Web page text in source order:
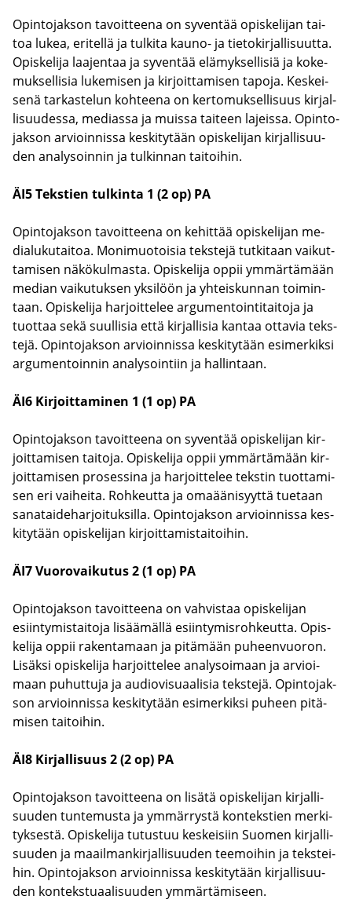
Opin­to­jak­son ta­voit­tee­na on sy­ven­tää opis­ke­li­jan tai­
toa lukea, eri­tel­lä ja tul­ki­ta kauno-​ ja tie­to­kir­jal­li­suut­ta.
Opis­ke­li­ja laa­jen­taa ja sy­ven­tää elä­myk­sel­li­siä ja ko­ke­
muk­sel­li­sia lu­ke­mi­sen ja kir­joit­ta­mi­sen ta­po­ja. Kes­kei­
se­nä tar­kas­te­lun koh­tee­na on ker­to­muk­sel­li­suus kir­jal­
li­suu­des­sa, me­dias­sa ja muis­sa tai­teen la­jeis­sa. Opin­to­
jak­son ar­vioin­nis­sa kes­ki­ty­tään opis­ke­li­jan kir­jal­li­suu­
den ana­ly­soin­nin ja tul­kin­nan tai­toi­hin.
ÄI5 Teks­tien tul­kin­ta 1 (2 op) PA
Opin­to­jak­son ta­voit­tee­na on ke­hit­tää opis­ke­li­jan me­
dia­lu­ku­tai­toa. Mo­ni­muo­toi­sia teks­te­jä tut­ki­taan vai­kut­
ta­mi­sen nä­kö­kul­mas­ta. Opis­ke­li­ja oppii ym­mär­tä­mään
me­dian vai­ku­tuk­sen yk­si­löön ja yh­teis­kun­nan toi­min­
taan. Opis­ke­li­ja har­joit­te­lee ar­gu­men­toin­ti­tai­to­ja ja
tuot­taa sekä suul­li­sia että kir­jal­li­sia kan­taa ot­ta­via teks­
te­jä. Opin­to­jak­son ar­vioin­nis­sa kes­ki­ty­tään esi­mer­kik­si
ar­gu­men­toin­nin ana­ly­soin­tiin ja hal­lin­taan.
ÄI6 Kir­joit­ta­mi­nen 1 (1 op) PA
Opin­to­jak­son ta­voit­tee­na on sy­ven­tää opis­ke­li­jan kir­
joit­ta­mi­sen tai­to­ja. Opis­ke­li­ja oppii ym­mär­tä­mään kir­
joit­ta­mi­sen pro­ses­si­na ja har­joit­te­lee teks­tin tuot­ta­mi­
sen eri vai­hei­ta. Roh­keut­ta ja oma­ää­ni­syyt­tä tue­taan
sa­na­tai­de­har­joi­tuk­sil­la. Opin­to­jak­son ar­vioin­nis­sa kes­
ki­ty­tään opis­ke­li­jan kir­joit­ta­mis­tai­toi­hin.
ÄI7 Vuo­ro­vai­ku­tus 2 (1 op) PA
Opin­to­jak­son ta­voit­tee­na on vah­vis­taa opis­ke­li­jan
esiin­ty­mis­tai­to­ja li­sää­mäl­lä esiin­ty­mis­roh­keut­ta. Opis­
ke­li­ja oppii ra­ken­ta­maan ja pi­tä­mään pu­heen­vuo­ron.
Li­säk­si opis­ke­li­ja har­joit­te­lee ana­ly­soi­maan ja ar­vioi­
maan pu­hut­tu­ja ja au­dio­vi­su­aa­li­sia teks­te­jä. Opin­to­jak­
son ar­vioin­nis­sa kes­ki­ty­tään esi­mer­kik­si pu­heen pi­tä­
mi­sen tai­toi­hin.
ÄI8 Kir­jal­li­suus 2 (2 op) PA
Opin­to­jak­son ta­voit­tee­na on li­sä­tä opis­ke­li­jan kir­jal­li­
suu­den tun­te­mus­ta ja ym­mär­rys­tä kon­teks­tien mer­ki­
tyk­ses­tä. Opis­ke­li­ja tu­tus­tuu kes­kei­siin Suo­men kir­jal­li­
suu­den ja maa­il­man­kir­jal­li­suu­den tee­moi­hin ja teks­tei­
hin. Opin­to­jak­son ar­vioin­nis­sa kes­ki­ty­tään kir­jal­li­suu­
den kon­teks­tu­aa­li­suu­den ym­mär­tä­mi­seen.